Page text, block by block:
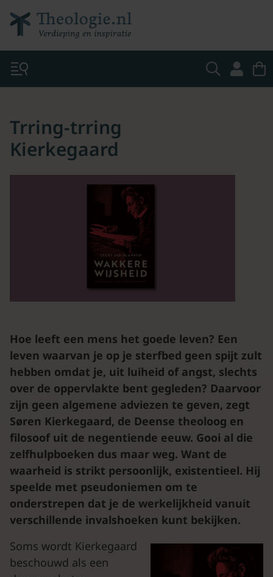
Trring-trring
Kierkegaard
Hoe leeft een mens het goede leven? Een
leven waarvan je op je sterfbed geen spijt zult
hebben omdat je, uit luiheid of angst, slechts
over de oppervlakte bent gegleden? Daarvoor
zijn geen algemene adviezen te geven, zegt
Søren Kierkegaard, de Deense theoloog en
filosoof uit de negentiende eeuw. Gooi al die
zelfhulpboeken dus maar weg. Want de
waarheid is strikt persoonlijk, existentieel. Hij
speelde met pseudoniemen om te
onderstrepen dat je de werkelijkheid vanuit
verschillende invalshoeken kunt bekijken.
Soms wordt Kierkegaard
beschouwd als een